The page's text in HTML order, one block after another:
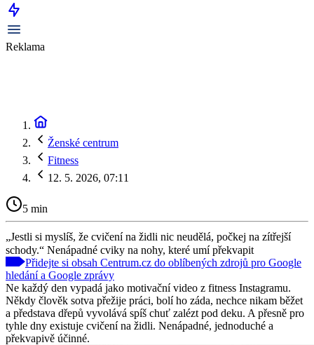
Reklama
Ženské centrum
Fitness
12. 5. 2026, 07:11
5 min
„Jestli si myslíš, že cvičení na židli nic neudělá, počkej na zítřejší
schody.“ Nenápadné cviky na nohy, které umí překvapit
Přidejte si obsah Centrum.cz do oblíbených zdrojů pro Google
hledání a Google zprávy
Ne každý den vypadá jako motivační video z fitness Instagramu.
Někdy člověk sotva přežije práci, bolí ho záda, nechce nikam běžet
a představa dřepů vyvolává spíš chuť zalézt pod deku. A přesně pro
tyhle dny existuje cvičení na židli. Nenápadné, jednoduché a
překvapivě účinné.